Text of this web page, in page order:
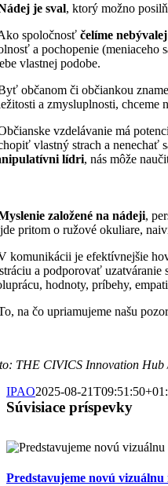
je sval, ktorý možno
spoločnosťčelíme
a pochopenie (meniaceho
vlastnej podobe.
občanom či občiankou
a zmysluplnosti, chceme
vzdelávanie má
vlastný strach a nenechať
lídri, nás môže
založené na nádeji,
pritom o ružové okuliare,
komunikácii je efektívnejšie
a podporovať
hodnoty, príbehy,
na čo upriamujeme našu
THE CIVICS Innovation Hub
IPAO2025-08-
Súvisiace príspevky
Predstavujeme novú